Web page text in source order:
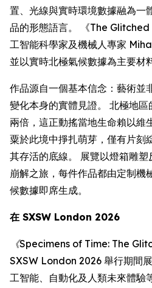
置、光線與實時環境數據融為一
品的形態語言。 《The
工智能科學家及機械人專家
並以實時北極氣候數據為主要材
作品源自一個基本信念：藝術並
變化本身的實體見證。 北極地
兩倍，這正動搖當地生命賴以維
粟於此境中掙扎萌芽，僅有片刻
其存活的底線。 展覽以燈箱雕
崩解之旅，每件作品都由定制機
候數據即席生成。
在 SXSW London 2026
《Specimens of Time: The
SXSW London 2026 舉行期間
工智能、自動化及人類未來體驗